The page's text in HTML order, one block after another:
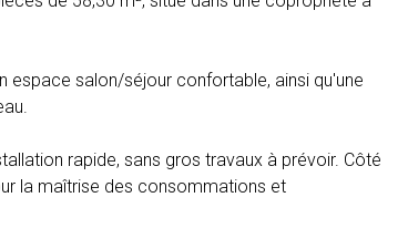
espace salon/séjour confortable, ainsi qu'une
rapide, sans gros travaux à prévoir. Côté
la maîtrise des consommations et